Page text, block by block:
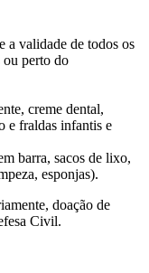
a validade de todos os
ou perto do
creme dental,
e fraldas infantis e
barra, sacos de lixo,
esponjas).
doação de
Civil.